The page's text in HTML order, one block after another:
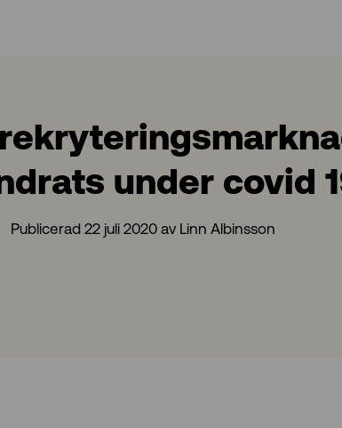
under covid
Publicerad 22 juli 2020 av Linn Albinsson